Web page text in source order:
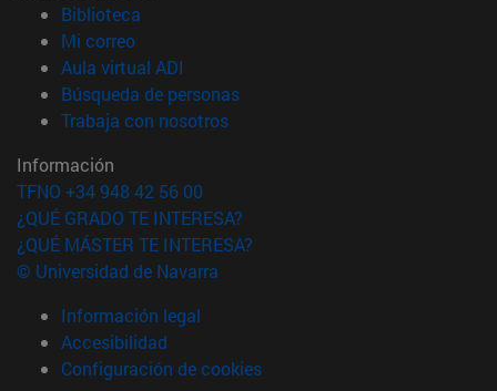
Biblioteca
Mi correo(abre en nueva ventana)
Aula virtual ADI
Búsqueda de personas(abre en nueva ventana)
Trabaja con nosotros(abre en nueva ventana)
Información
TFNO +34 948 42 56 00
¿QUÉ GRADO TE INTERESA?
¿QUÉ MÁSTER TE INTERESA?
© Universidad de Navarra
Información legal
Accesibilidad
Configuración de cookies